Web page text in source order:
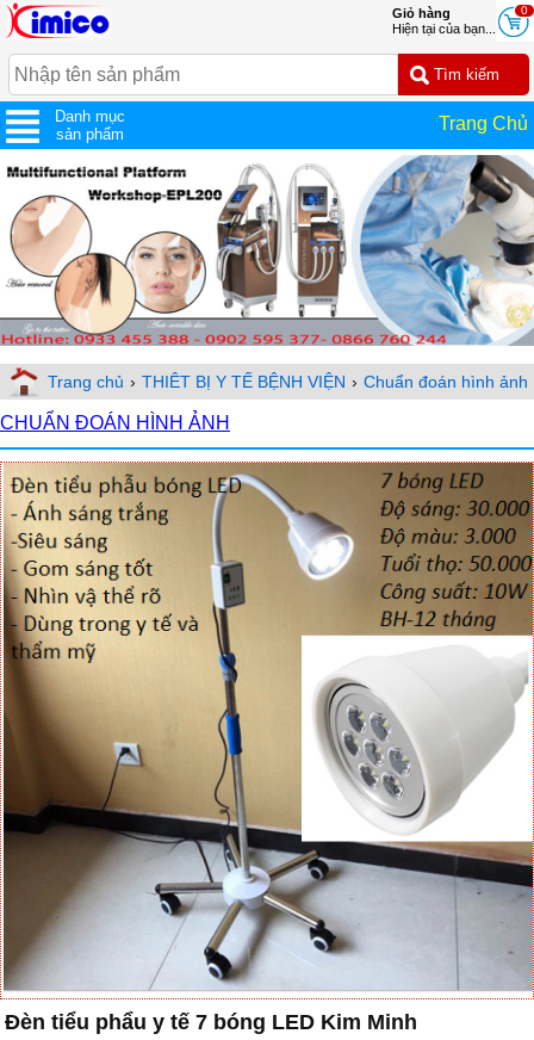
0
Giỏ hàng
Hiện tại của bạn...
Danh mục
sản phẩm
Trang Chủ
Trang chủ › THIÊT BỊ Y TẾ BỆNH VIỆN › Chuẩn đoán hình ảnh
CHUẨN ĐOÁN HÌNH ẢNH
Đèn tiểu phẩu y tế 7 bóng LED Kim Minh